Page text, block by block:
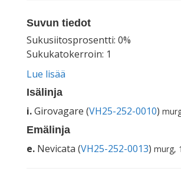
Suvun tiedot
Sukusiitosprosentti: 0%
Sukukatokerroin: 1
Lue lisää
Isälinja
i.Girovagare (VH25-252-0010)
Emälinja
e. Nevicata (VH25-252-0013) murg,